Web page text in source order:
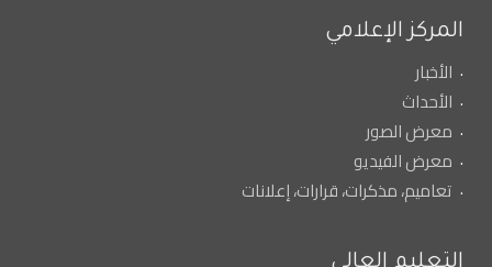
المركز الإعلامي
الأخبار
الأحداث
معرض الصور
معرض الفيديو
تعاميم، مذكرات، قرارات، إعلانات